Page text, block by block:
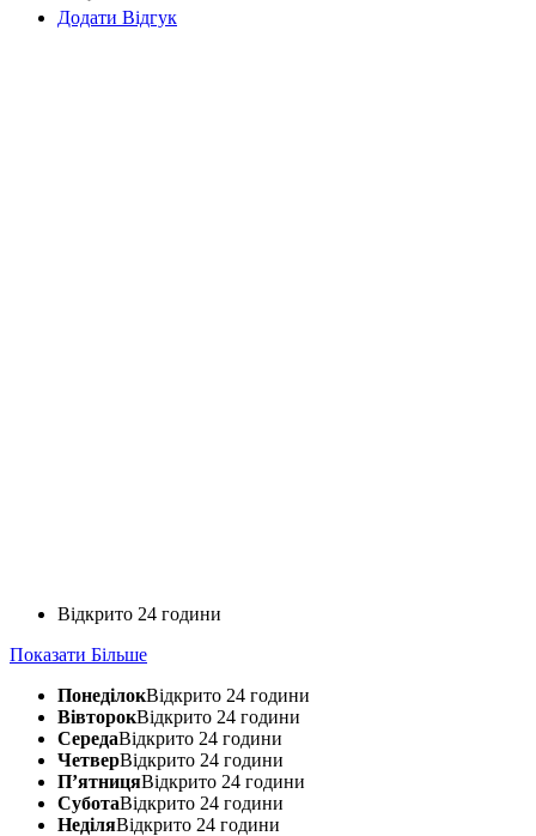
Додати Відгук
Відкрито 24 години
Показати Більше
ПонеділокВідкрито 24 години
ВівторокВідкрито 24 години
СередаВідкрито 24 години
ЧетверВідкрито 24 години
П’ятницяВідкрито 24 години
СуботаВідкрито 24 години
НеділяВідкрито 24 години